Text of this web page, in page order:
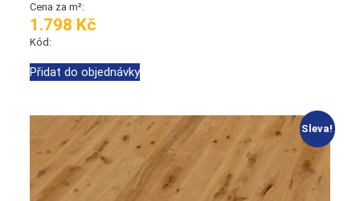
Cena za m²:
1.798 Kč
Kód:
Přidat do objednávky
Sleva!